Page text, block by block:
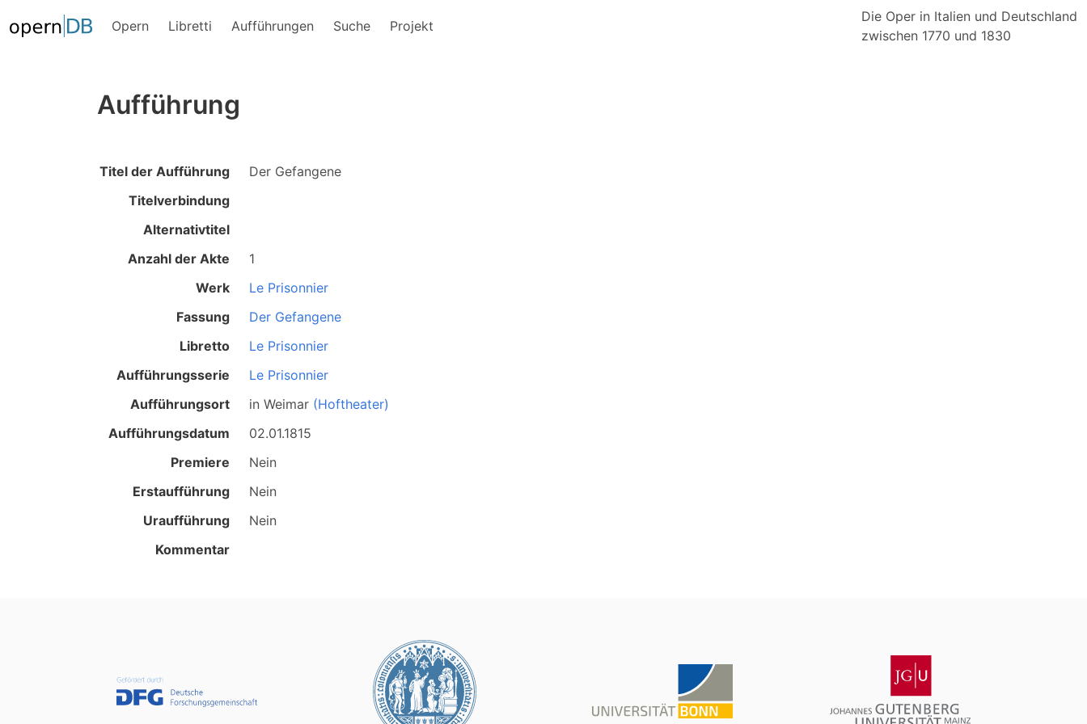
Opern Libretti Aufführungen Suche Projekt
Die Oper in Italien und Deutschland
zwischen 1770 und 1830
Aufführung
Titel der Aufführung
Der Gefangene
Titelverbindung
Alternativtitel
Anzahl der Akte
1
Werk
Le Prisonnier
Fassung
Der Gefangene
Libretto
Le Prisonnier
Aufführungsserie
Le Prisonnier
Aufführungsort
in Weimar (Hoftheater)
Aufführungsdatum
02.01.1815
Premiere
Nein
Erstaufführung
Nein
Uraufführung
Nein
Kommentar